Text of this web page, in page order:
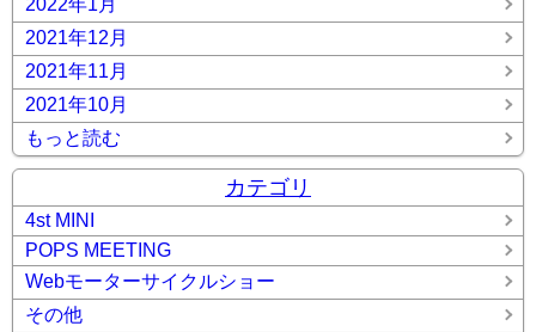
2021年12月
2021年11月
2021年10月
もっと読む
カテゴリ
4st MINI
POPS MEETING
Webモーターサイクルショー
その他